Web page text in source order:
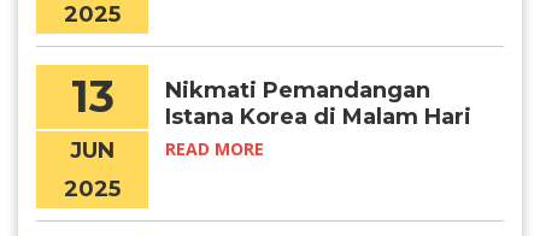
2025
13
JUN
2025
Nikmati Pemandangan
Istana Korea di Malam Hari
Lewat Program Ini
READ MORE